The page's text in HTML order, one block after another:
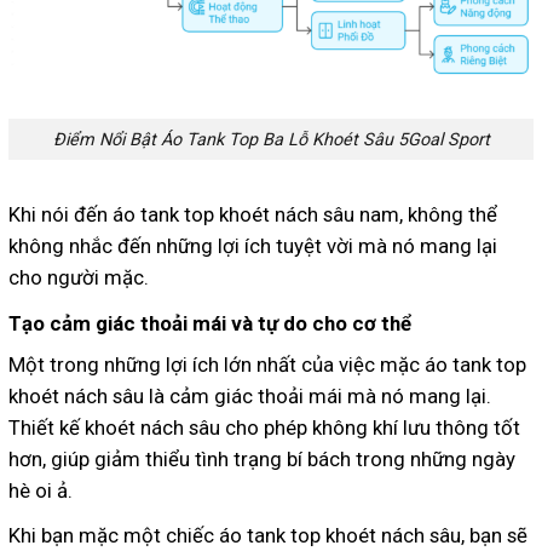
Điểm Nổi Bật Áo Tank Top Ba Lỗ Khoét Sâu 5Goal Sport
Khi nói đến áo tank top khoét nách sâu nam, không thể
không nhắc đến những lợi ích tuyệt vời mà nó mang lại
cho người mặc.
Tạo cảm giác thoải mái và tự do cho cơ thể
Một trong những lợi ích lớn nhất của việc mặc áo tank top
khoét nách sâu là cảm giác thoải mái mà nó mang lại.
Thiết kế khoét nách sâu cho phép không khí lưu thông tốt
hơn, giúp giảm thiểu tình trạng bí bách trong những ngày
hè oi ả.
Khi bạn mặc một chiếc áo tank top khoét nách sâu, bạn sẽ